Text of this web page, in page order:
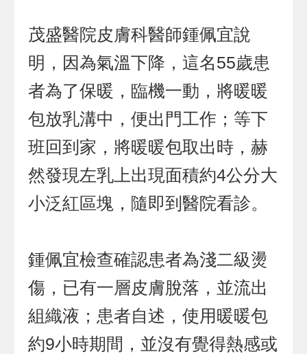
茂盛醫院皮膚科醫師鍾佩宜說
明，因為氣溫下降，這名55歲患
者為了保暖，臨機一動，將暖暖
包放乳溝中，便出門工作；等下
班回到家，將暖暖包取出時，赫
然發現左乳上出現面積約4公分大
小泛紅區塊，隨即到醫院看診。
鍾佩宜檢查確認患者為淺二級燙
傷，已有一層皮膚脫落，並流出
組織液；患者自述，使用暖暖包
約9小時期間，並沒有覺得熱感或